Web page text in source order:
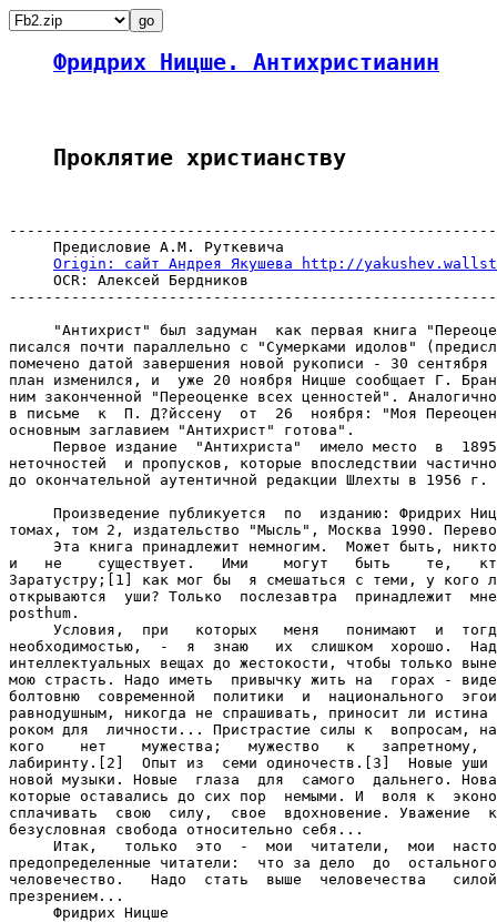
Фридрих Ницше. Антихристианин
Проклятие христианству
     Предисловие А.М. Руткевича
Origin: сайт Андрея Якушева http://
     OCR: Алексей Бердников
"Антихрист" был задуман  как первая книга
писался почти параллельно с "Сумерками идолов"
помечено датой завершения новой рукописи - 30
план изменился, и  уже 20 ноября Ницше сообщает Г.
ним законченной "Переоценке всех ценностей".
в письме  к  П. Д?йссену  от  26  ноября: "Моя
основным заглавием "Антихрист" готова".
Первое издание  "Антихриста"  имело место  в
неточностей  и пропусков, которые впоследствии
до окончательной аутентичной редакции Шлехты в 1956 г.
Произведение публикуется  по  изданию: Фридрих
томах, том 2, издательство "Мысль", Москва 1990.
Эта книга принадлежит немногим.  Может быть,
и   не    существует.   Ими    могут   быть    те,
Заратустру;[1] как мог бы  я смешаться с теми, у кого
открываются  уши? Только  послезавтра  принадлежит
posthum.
Условия,  при   которых   меня   понимают  и
необходимостью,  -  я  знаю   их  слишком  хорошо.
интеллектуальных вещах до жестокости, чтобы только
мою страсть. Надо иметь  привычку жить на  горах -
болтовню  современной  политики  и  национального
равнодушным, никогда не спрашивать, приносит ли истина
роком для  личности... Пристрастие силы к  вопросам,
кого    нет    мужества;   мужество   к   запретному,
лабиринту.[2]  Опыт из  семи одиночеств.[3]  Новые уши
новой музыки. Новые  глаза  для  самого  дальнего.
которые оставались до сих пор  немыми. И  воля к
сплачивать  свою  силу,  свое  вдохновение. Уважение
безусловная свобода относительно себя...
Итак,   только  это  -  мои  читатели,  мои
предопределенные читатели:  что за дело  до
человечество.   Надо  стать  выше  человечества
презрением...
     Фридрих Ницше